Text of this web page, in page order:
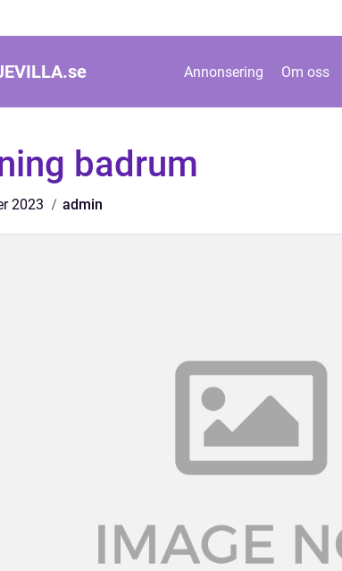
se Annonsering Om oss
badrum
2023 admin